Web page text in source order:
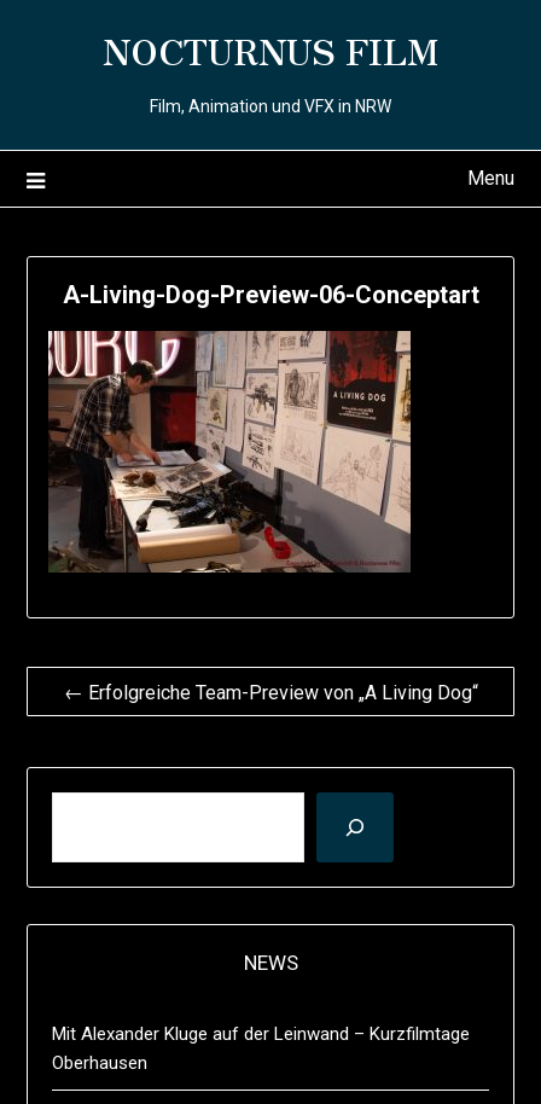
NOCTURNUS FILM
Film, Animation und VFX in NRW
Menu
A-Living-Dog-Preview-06-Conceptart
Beitragsnavigation
← Erfolgreiche Team-Preview von „A Living Dog“
NEWS
Mit Alexander Kluge auf der Leinwand – Kurzfilmtage
Oberhausen